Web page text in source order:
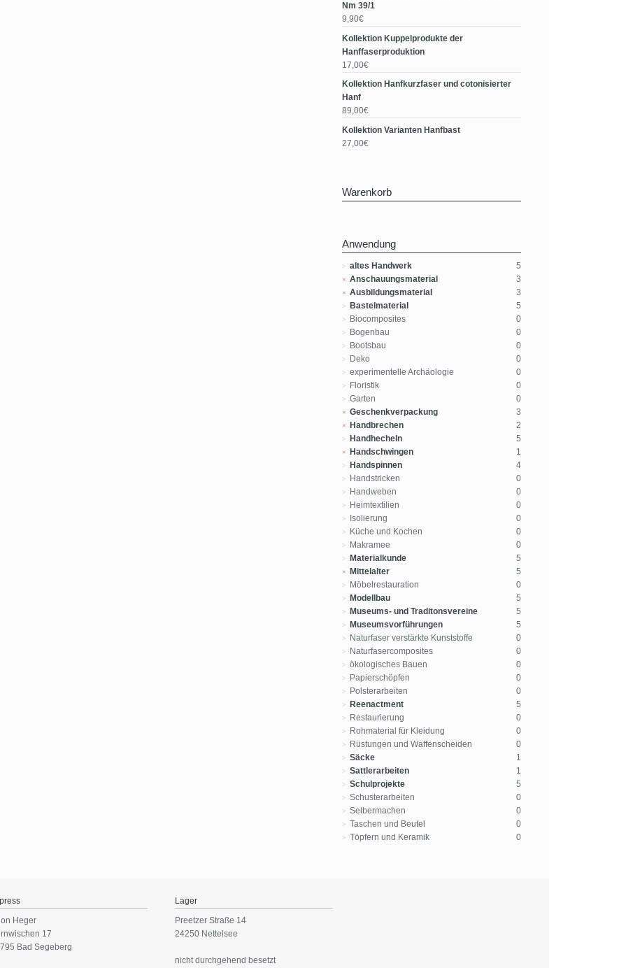
Nm 39/1
9,90€
Kollektion Kuppelprodukte der
Hanffaserproduktion
17,00€
Kollektion Hanfkurzfaser und cotonisierter
Hanf
89,00€
Kollektion Varianten Hanfbast
27,00€
Warenkorb
Anwendung
altes Handwerk
5
Anschauungsmaterial
3
Ausbildungsmaterial
3
Bastelmaterial
5
Biocomposites
0
Bogenbau
0
Bootsbau
0
Deko
0
experimentelle Archäologie
0
Floristik
0
Garten
0
Geschenkverpackung
3
Handbrechen
2
Handhecheln
5
Handschwingen
1
Handspinnen
4
Handstricken
0
Handweben
0
Heimtextilien
0
Isolierung
0
Küche und Kochen
0
Makramee
0
Materialkunde
5
Mittelalter
5
Möbelrestauration
0
Modellbau
5
Museums- und Traditonsvereine
5
Museumsvorführungen
5
Naturfaser verstärkte Kunststoffe
0
Naturfasercomposites
0
ökologisches Bauen
0
Papierschöpfen
0
Polsterarbeiten
0
Reenactment
5
Restaurierung
0
Rohmaterial für Kleidung
0
Rüstungen und Waffenscheiden
0
Säcke
1
Sattlerarbeiten
1
Schulprojekte
5
Schusterarbeiten
0
Selbermachen
0
Taschen und Beutel
0
Töpfern und Keramik
0
Heger
17
Bad Segeberg
Lager
Preetzer Straße 14
24250 Nettelsee
nicht durchgehend besetzt